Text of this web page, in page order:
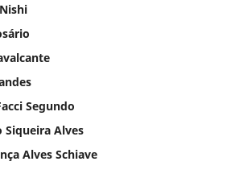
Segundo
Siqueira Alves
Alves Schiave